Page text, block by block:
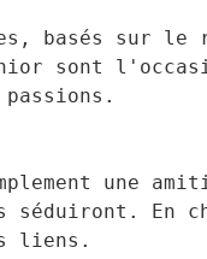
basés
sont
une
En
liens.